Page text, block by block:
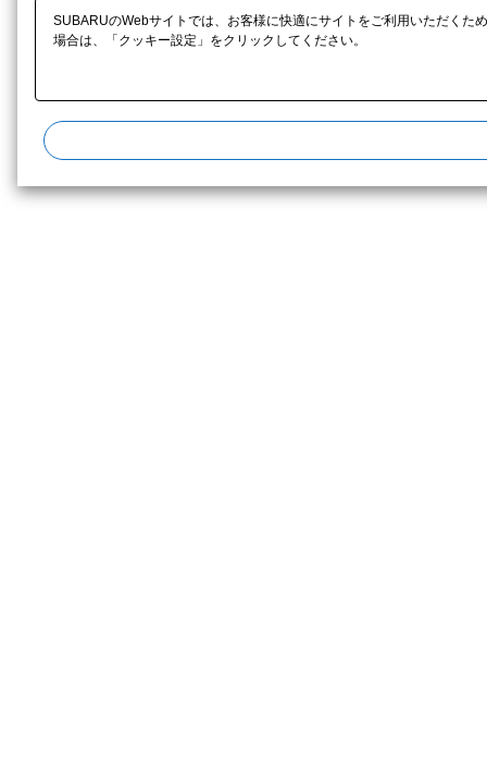
SUBARUのWebサイトでは、お客様に快適にサイトをご利用いただく
場合は、「クッキー設定」をクリックしてください。​